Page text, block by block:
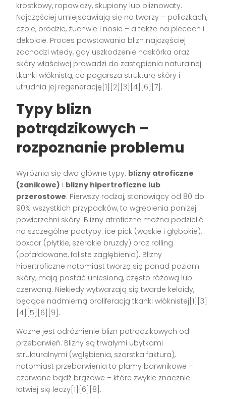
krostkowy, ropowiczy, skupiony lub bliznowaty.
Najczęściej umiejscawiają się na twarzy – policzkach,
czole, brodzie, żuchwie i nosie – a także na plecach i
dekolcie. Proces powstawania blizn najczęściej
zachodzi wtedy, gdy uszkodzenie naskórka oraz
skóry właściwej prowadzi do zastąpienia naturalnej
tkanki włóknistą, co pogarsza strukturę skóry i
utrudnia jej regenerację[1][2][3][4][6][7].
Typy blizn
potrądzikowych –
rozpoznanie problemu
Wyróżnia się dwa główne typy: blizny atroficzne
(zanikowe) i blizny hipertroficzne lub
przerostowe. Pierwszy rodzaj, stanowiący od 80 do
90% wszystkich przypadków, to wgłębienia poniżej
powierzchni skóry. Blizny atroficzne można podzielić
na szczególne podtypy: ice pick (wąskie i głębokie),
boxcar (płytkie, szerokie bruzdy) oraz rolling
(pofałdowane, faliste zagłębienia). Blizny
hipertroficzne natomiast tworzę się ponad poziom
skóry, mają postać uniesioną, często różową lub
czerwoną. Niekiedy wytwarzają się twarde keloidy,
będące nadmierną proliferacją tkanki włóknistej[1][3]
[4][5][6][9].
Ważne jest odróżnienie blizn potrądzikowych od
przebarwień. Blizny są trwałymi ubytkami
strukturalnymi (wgłębienia, szorstka faktura),
natomiast przebarwienia to plamy barwnikowe –
czerwone bądź brązowe – które zwykle znacznie
łatwiej się leczy[1][6][8].